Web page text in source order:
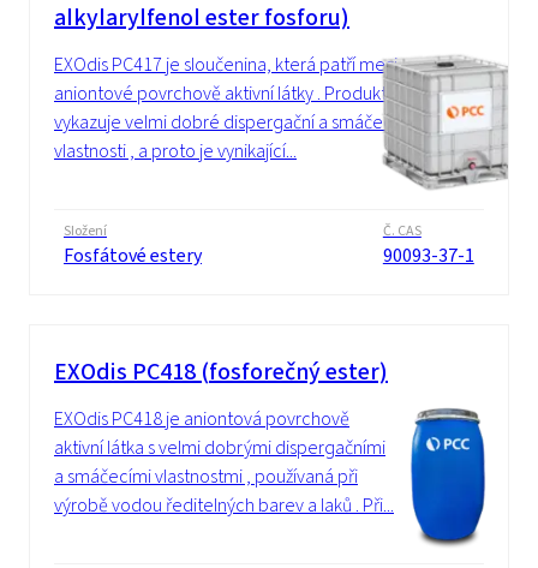
alkylarylfenol ester fosforu)
EXOdis PC417 je sloučenina, která patří mezi
aniontové povrchově aktivní látky . Produkt
vykazuje velmi dobré dispergační a smáčecí
vlastnosti , a proto je vynikající...
Složení
Fosfátové estery
Č. CAS
90093-37-1
EXOdis PC418 (fosforečný ester)
EXOdis PC418 je aniontová povrchově
aktivní látka s velmi dobrými dispergačními
a smáčecími vlastnostmi , používaná při
výrobě vodou ředitelných barev a laků . Při...